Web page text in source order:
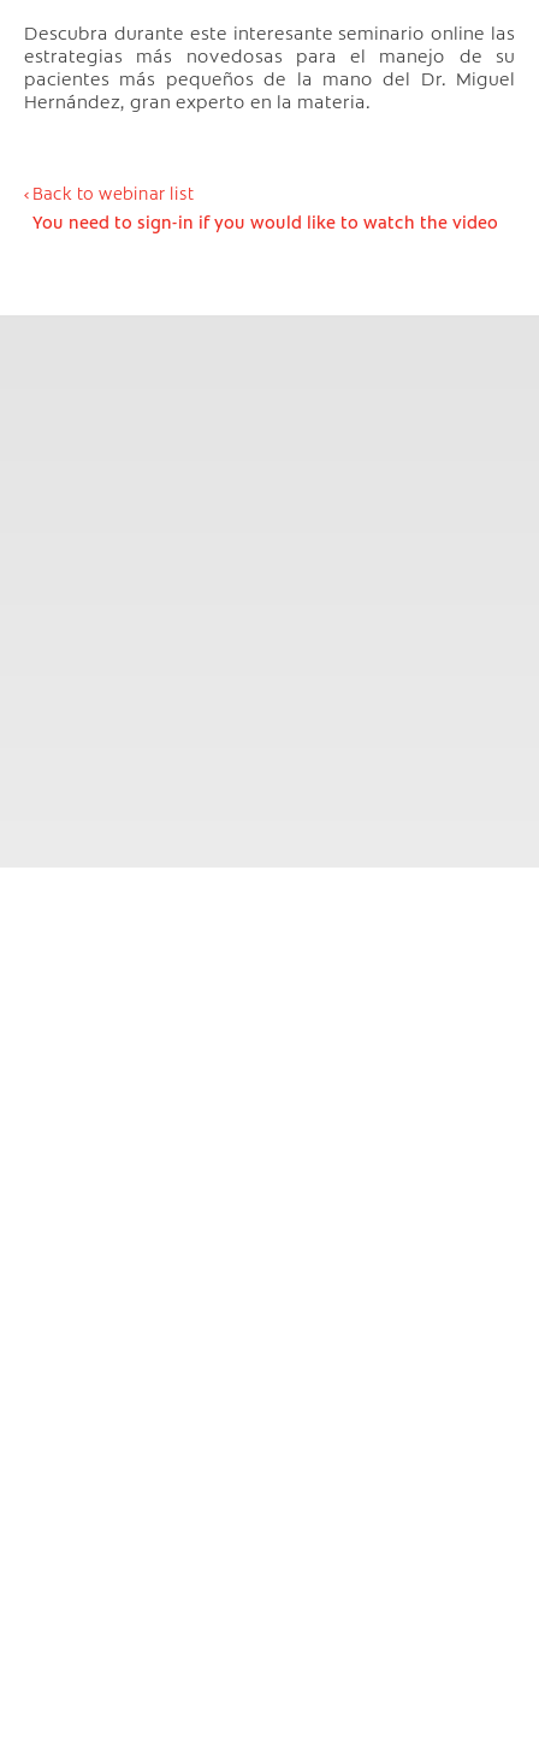
Descubra durante este interesante seminario online las
estrategias más novedosas para el manejo de su
pacientes más pequeños de la mano del Dr. Miguel
Hernández, gran experto en la materia.
Back to webinar list
You need to sign-in if you would like to watch the video